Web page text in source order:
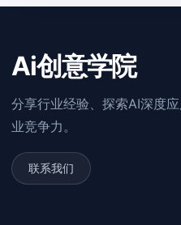
Ai创意学院
分享行业经验、探索AI深度
业竞争力。
联系我们